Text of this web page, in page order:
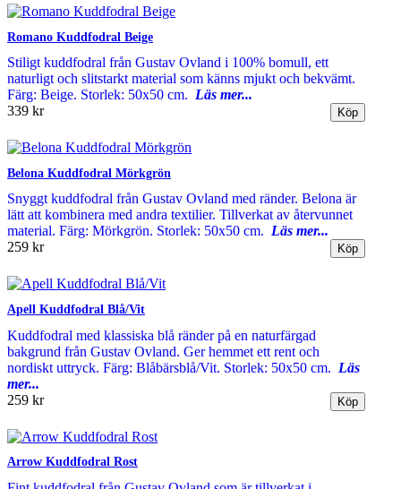
Romano Kuddfodral Beige
Stiligt kuddfodral från Gustav Ovland i 100% bomull, ett
naturligt och slitstarkt material som känns mjukt och bekvämt.
Färg: Beige. Storlek: 50x50 cm. Läs mer...
339 kr
Belona Kuddfodral Mörkgrön
Snyggt kuddfodral från Gustav Ovland med ränder. Belona är
lätt att kombinera med andra textilier. Tillverkat av återvunnet
material. Färg: Mörkgrön. Storlek: 50x50 cm. Läs mer...
259 kr
Apell Kuddfodral Blå/Vit
Kuddfodral med klassiska blå ränder på en naturfärgad
bakgrund från Gustav Ovland. Ger hemmet ett rent och
nordiskt uttryck. Färg: Blåbärsblå/Vit. Storlek: 50x50 cm. Läs
mer...
259 kr
Arrow Kuddfodral Rost